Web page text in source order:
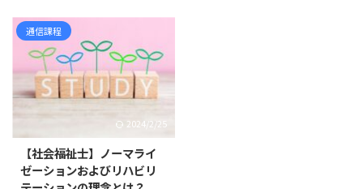
通信課程
2024/2/25
【社会福祉士】ノーマライ
ゼーションおよびリハビリ